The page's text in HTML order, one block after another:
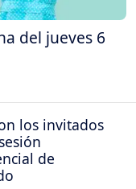
del jueves 6
los invitados
de